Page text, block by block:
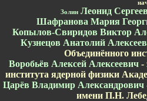
Золин Леонид
Шафранова Мария
Копылов-Свиридов Виктор
Кузнецов Анатолий
Объединённого
Воробьёв Алексей Алексеевич -
института ядерной физики А
Царёв Владимир Александрович
имени П.Н.